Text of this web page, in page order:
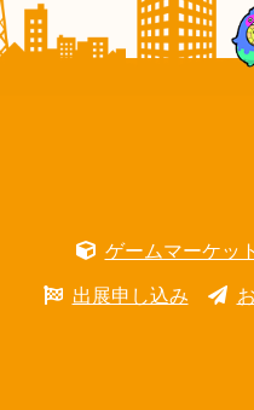
ゲームマーケッ
出展申し込み